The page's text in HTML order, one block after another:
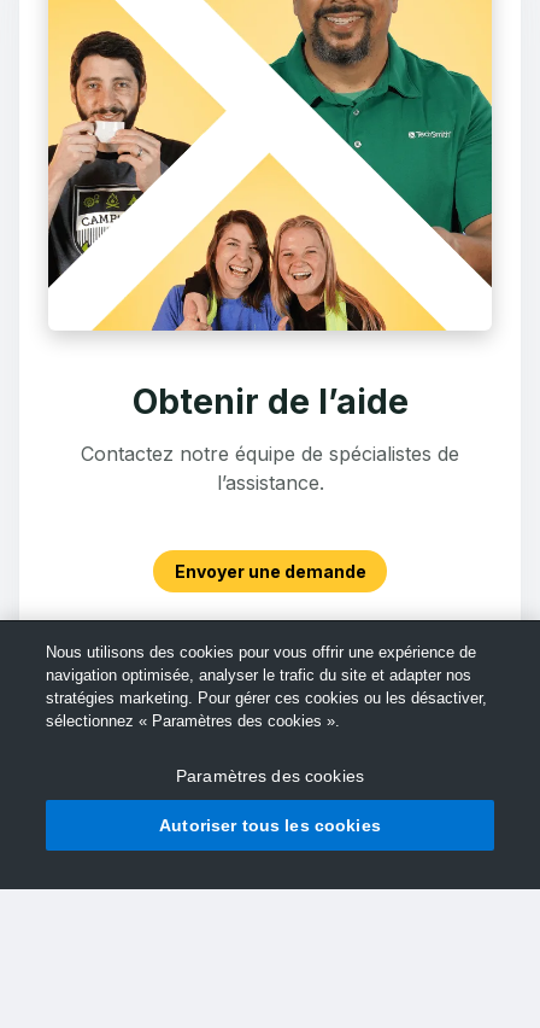
Obtenir de l’aide
Contactez notre équipe de spécialistes de
l’assistance.
Envoyer une demande
Nous utilisons des cookies pour vous offrir une expérience de
navigation optimisée, analyser le trafic du site et adapter nos
stratégies marketing. Pour gérer ces cookies ou les désactiver,
sélectionnez « Paramètres des cookies ».
Paramètres des cookies
Autoriser tous les cookies